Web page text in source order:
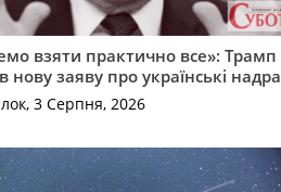
взяти практично все»: Трамп
нову заяву про українські надра
3 Серпня, 2026